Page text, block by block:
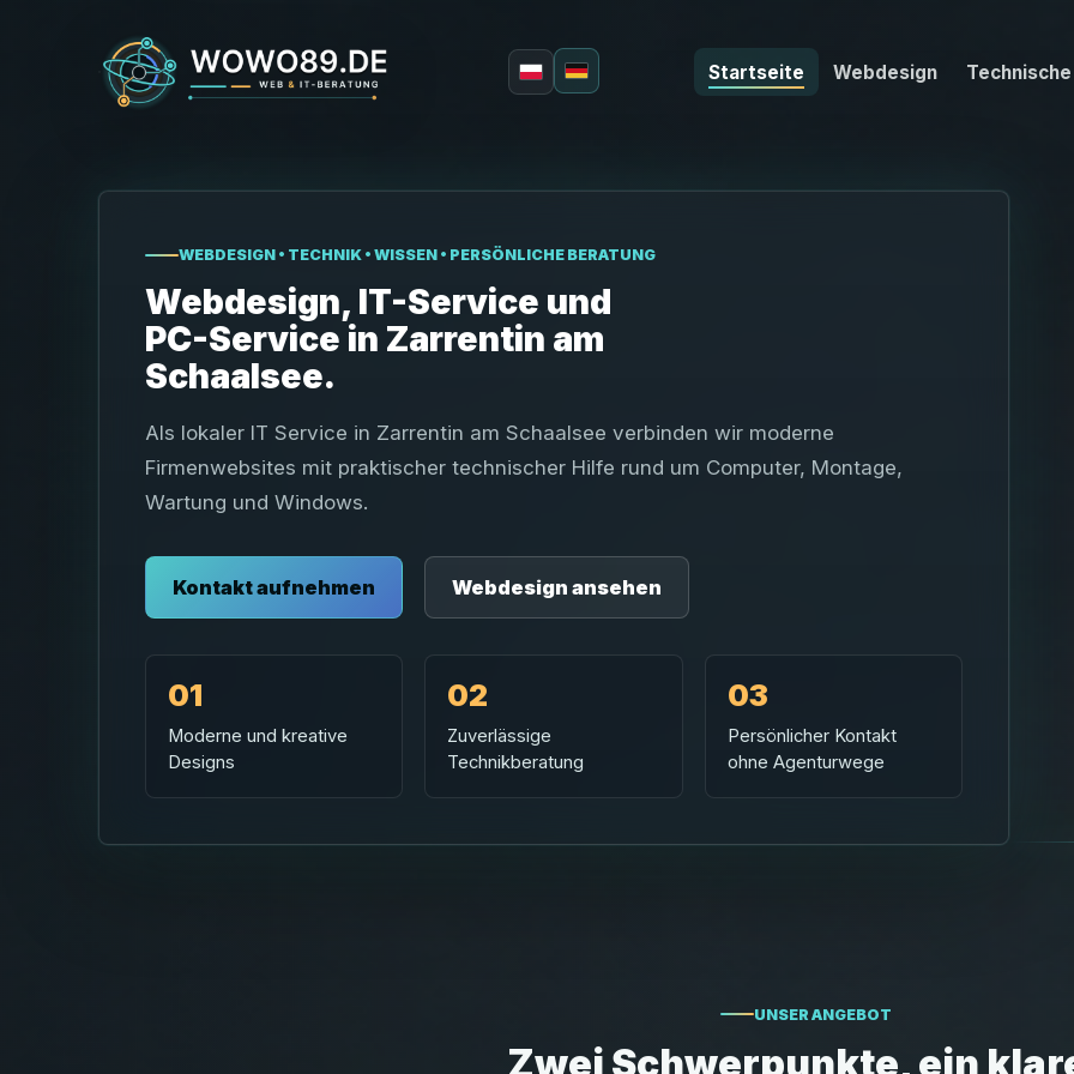
PolskiDeutsch Startseite Webdesign
WEBDESIGN • TECHNIK • WISSEN • PERSÖNLICHE BERATUNG
Webdesign, IT-Service und
PC-Service in Zarrentin am
Schaalsee.
Als lokaler IT Service in Zarrentin am Schaalsee verbinden wir moderne
Firmenwebsites mit praktischer technischer Hilfe rund um Computer, Montage,
Wartung und Windows.
Kontakt aufnehmen Webdesign ansehen
01
Moderne und kreative
Designs
02
Zuverlässige
Technikberatung
03
Persönlicher Kontakt
ohne Agenturwege
UNSER ANGEBOT
Zwei Schwerpunkte, ein